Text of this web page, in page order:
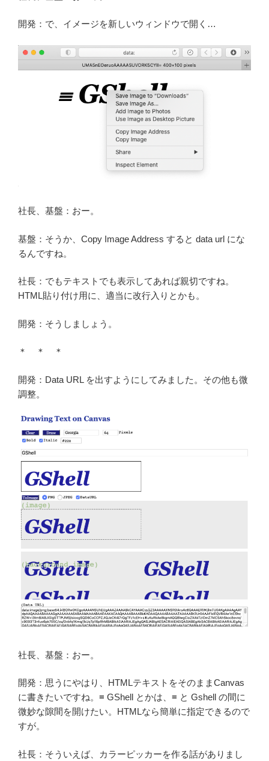
開発：で、イメージを新しいウィンドウで開く…
社長、基盤：おー。
基盤：そうか、Copy Image Address すると data url にな
るんですね。
社長：でもテキストでも表示してあれば親切ですね。
HTML貼り付け用に、適当に改行入りとかも。
開発：そうしましょう。
＊ ＊ ＊
開発：Data URL を出すようにしてみました。その他も微
調整。
社長、基盤：おー。
開発：思うにやはり、HTMLテキストをそのままCanvas
に書きたいですね。≡ GShell とかは、≡ と Gshell の間に
微妙な隙間を開けたい。HTMLなら簡単に指定できるので
すが。
社長：そういえば、カラーピッカーを作る話がありまし